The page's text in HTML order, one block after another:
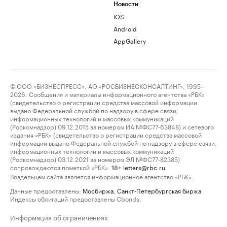
Новости
iOS
Android
AppGallery
© ООО «БИЗНЕСПРЕСС», АО «РОСБИЗНЕСКОНСАЛТИНГ», 1995–
2026. Сообщения и материалы информационного агентства «РБК»
(свидетельство о регистрации средства массовой информации
выдано Федеральной службой по надзору в сфере связи,
информационных технологий и массовых коммуникаций
(Роскомнадзор) 09.12.2015 за номером ИА №ФС77-63848) и сетевого
издания «РБК» (свидетельство о регистрации средства массовой
информации выдано Федеральной службой по надзору в сфере связи,
информационных технологий и массовых коммуникаций
(Роскомнадзор) 03.12.2021 за номером ЭЛ №ФС77-82385)
сопровождаются пометкой «РБК».
18+ letters@rbc.ru
Владельцем сайта является информационное агентство «РБК».
Данные предоставлены: Мосбиржа Санкт-Петербургская биржа
Индексы облигаций предоставлены Cbonds.
Информация об ограничениях